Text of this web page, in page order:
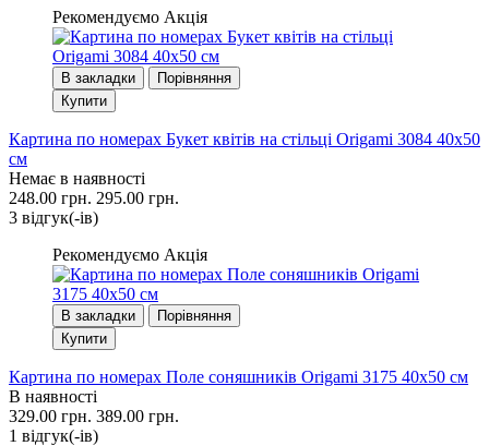
Рекомендуємо Акція
В закладки
Порівняння
Купити
Картина по номерах Букет квітів на стільці Origami 3084 40x50
см
Немає в наявності
248.00 грн. 295.00 грн.
3 вiдгук(-iв)
Рекомендуємо Акція
В закладки
Порівняння
Купити
Картина по номерах Поле соняшників Origami 3175 40x50 см
В наявності
329.00 грн. 389.00 грн.
1 вiдгук(-iв)